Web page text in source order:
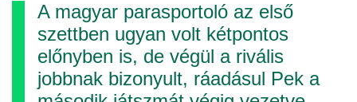
A magyar parasportoló az első
szettben ugyan volt kétpontos
előnyben is, de végül a rivális
jobbnak bizonyult, ráadásul Pek a